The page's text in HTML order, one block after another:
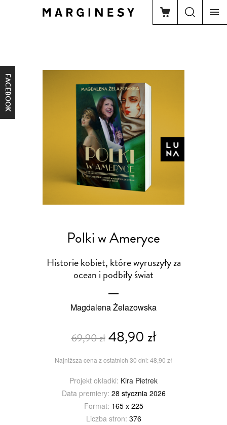
FACEBOOK
Polki w Ameryce
Historie kobiet, które wyruszyły za
ocean i podbiły świat
Magdalena Żelazowska
69,90 zł48,90 zł
Najniższa cena z ostatnich 30 dni: 48,90 zł
Projekt okładki: Kira Pietrek
Data premiery: 28 stycznia 2026
Format: 165 x 225
Liczba stron: 376